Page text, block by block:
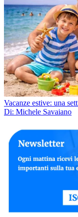
Vacanze estive: una
Di: Michele Savaiano